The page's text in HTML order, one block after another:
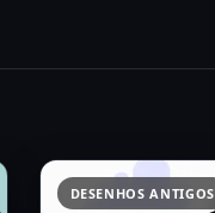
DESENHOS ANTIGOS